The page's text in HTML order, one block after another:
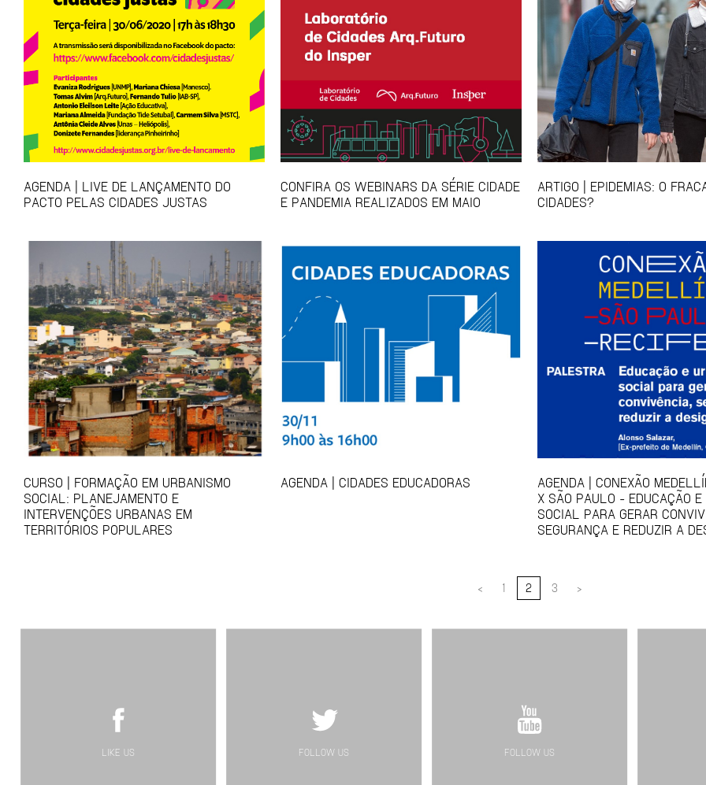
AGENDA | LIVE DE LANÇAMENTO DO
PACTO PELAS CIDADES JUSTAS
CONFIRA OS WEBINARS DA SÉRIE CIDADE
E PANDEMIA REALIZADOS EM MAIO
ARTIGO | EPIDEMIAS: O
CIDADES?
CURSO | FORMAÇÃO EM URBANISMO
SOCIAL: PLANEJAMENTO E
INTERVENÇÕES URBANAS EM
TERRITÓRIOS POPULARES
AGENDA | CIDADES EDUCADORAS
AGENDA | CONEXÃO
X SÃO PAULO - EDUCAÇÃO E
SOCIAL PARA GERAR
SEGURANÇA E REDUZIR A
< 1 2 3 >
LIKE US FOLLOW US FOLLOW US